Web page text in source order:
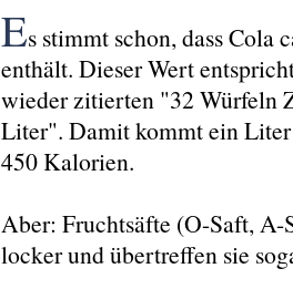
Es stimmt schon, dass Cola
enthält. Dieser Wert
wieder zitierten "32 Würfeln
Liter". Damit kommt ein
450 Kalorien.
Aber: Fruchtsäfte (O-Saft, A-
locker und übertreffen sie